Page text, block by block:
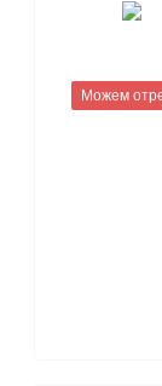
Можем